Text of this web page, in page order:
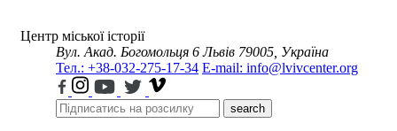
Центр міської історії
Вул. Акад. Богомольця 6 Львів 79005, Україна
Тел.: +38-032-275-17-34 E-mail: info@lvivcenter.org
search